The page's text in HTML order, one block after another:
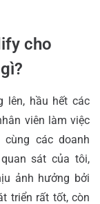
cho
lên, hầu hết các
viên làm việc
các doanh
sát của tôi,
ảnh hưởng bởi
triển rất tốt, còn